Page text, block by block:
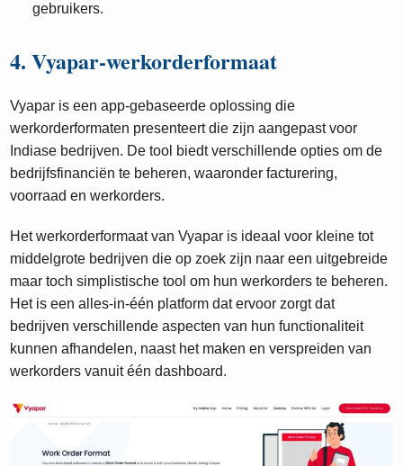
gebruikers.
4. Vyapar-werkorderformaat
Vyapar is een app-gebaseerde oplossing die
werkorderformaten presenteert die zijn aangepast voor
Indiase bedrijven. De tool biedt verschillende opties om de
bedrijfsfinanciën te beheren, waaronder facturering,
voorraad en werkorders.
Het werkorderformaat van Vyapar is ideaal voor kleine tot
middelgrote bedrijven die op zoek zijn naar een uitgebreide
maar toch simplistische tool om hun werkorders te beheren.
Het is een alles-in-één platform dat ervoor zorgt dat
bedrijven verschillende aspecten van hun functionaliteit
kunnen afhandelen, naast het maken en verspreiden van
werkorders vanuit één dashboard.